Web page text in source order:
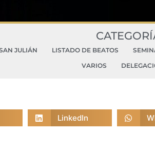
JULIÁN LISTADO DE BEATOS
VARIOS
LinkedIn